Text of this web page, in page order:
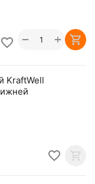
+
−
KraftWell